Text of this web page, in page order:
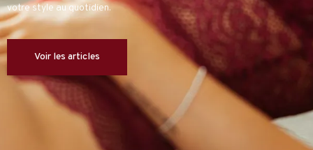
votre style au quotidien.
Voir les articles